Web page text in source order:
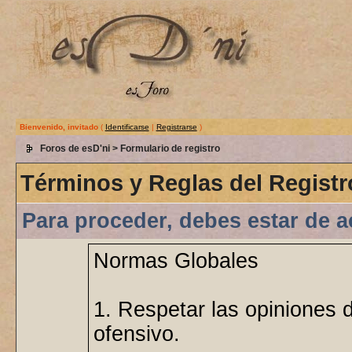
Bienvenido, invitado( Identificarse | Registrarse )
Foros de esD'ni> Formulario de registro
Términos y Reglas del
Para proceder, debes estar de
Normas Globales
1. Respetar las opiniones
ofensivo.